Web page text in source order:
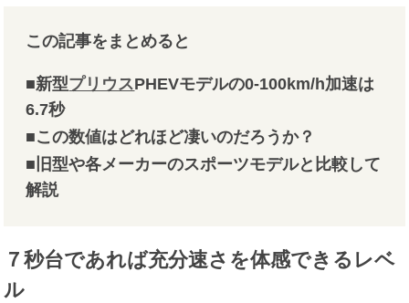
この記事をまとめると
■新型プリウスPHEVモデルの0-100km/h加速は
6.7秒
■この数値はどれほど凄いのだろうか？
■旧型や各メーカーのスポーツモデルと比較して
解説
７秒台であれば充分速さを体感できるレベ
ル